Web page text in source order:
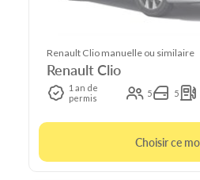
Renault Clio manuelle ou similaire
Renault Clio
1 an de
permis
5 5
Choisir ce